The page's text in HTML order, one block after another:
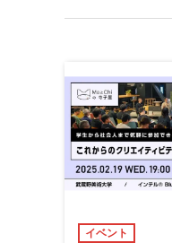
イベント